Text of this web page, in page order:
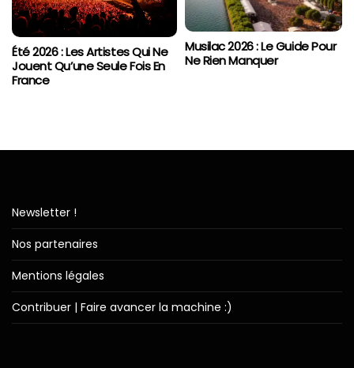
Été 2026 : Les Artistes Qui Ne
Jouent Qu’une Seule Fois En
France
Musilac 2026 : Le Guide Pour
Ne Rien Manquer
Newsletter !
Nos partenaires
Mentions légales
Contribuer | Faire avancer la machine :)